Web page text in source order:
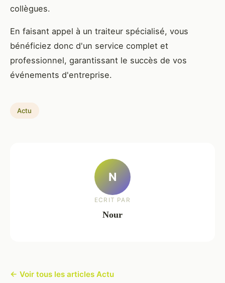
collègues.
En faisant appel à un traiteur spécialisé, vous
bénéficiez donc d'un service complet et
professionnel, garantissant le succès de vos
événements d'entreprise.
Actu
N
ECRIT PAR
Nour
← Voir tous les articles Actu